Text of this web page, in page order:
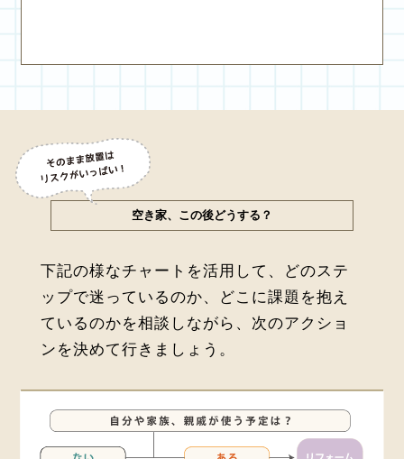
空き家、この後どうする？
下記の様なチャートを活用して、どのステ
ップで迷っているのか、どこに課題を抱え
ているのかを相談しながら、次のアクショ
ンを決めて行きましょう。